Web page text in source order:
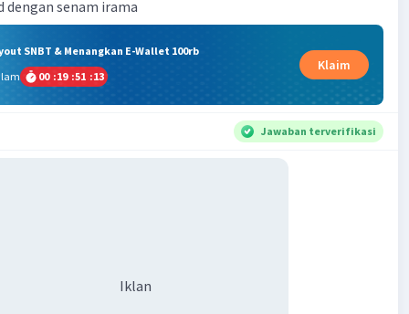
dengan senam irama
SNBT & Menangkan E-Wallet 100rb
00 :19 :51 :12
Klaim
Jawaban terverifikasi
Iklan